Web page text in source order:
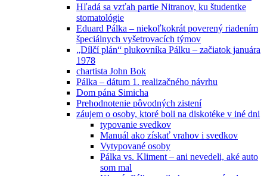
Hľadá sa vzťah partie Nitranov, ku študentke
stomatológie
Eduard Pálka – niekoľkokrát poverený riadením
špeciálnych vyšetrovacích týmov
„Dílčí plán“ plukovníka Pálku – začiatok januára
1978
chartista John Bok
Pálka – dátum 1. realizačného návrhu
Dom pána Simicha
Prehodnotenie pôvodných zistení
záujem o osoby, ktoré boli na diskotéke v iné dni
typovanie svedkov
Manuál ako získať vrahov i svedkov
Vytypované osoby
Pálka vs. Kliment – ani nevedeli, aké auto
som mal